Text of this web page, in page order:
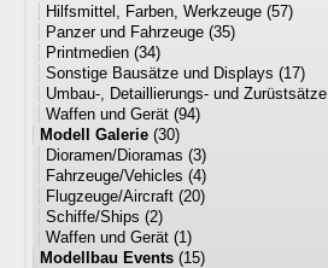
Hilfsmittel, Farben, Werkzeuge (57)
Panzer und Fahrzeuge (35)
Printmedien (34)
Sonstige Bausätze und Displays (17)
Umbau-, Detaillierungs- und Zurüstsätze
Waffen und Gerät (94)
Modell Galerie (30)
Dioramen/Dioramas (3)
Fahrzeuge/Vehicles (4)
Flugzeuge/Aircraft (20)
Schiffe/Ships (2)
Waffen und Gerät (1)
Modellbau Events (15)